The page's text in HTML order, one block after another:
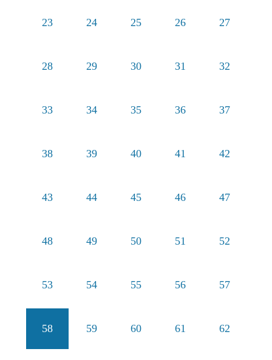
23 24 25 26 27
28 29 30 31 32
33 34 35 36 37
38 39 40 41 42
43 44 45 46 47
48 49 50 51 52
53 54 55 56 57
58 59 60 61 62